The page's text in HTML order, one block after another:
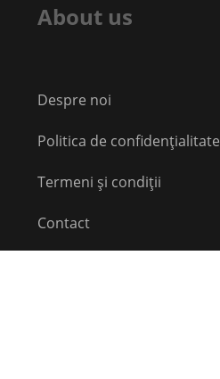
About us
Despre noi
Politica de confidențialitate
Termeni și condiții
Contact